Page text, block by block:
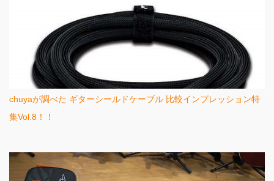
chuyaが調べた ギターシールドケーブル 比較インプレッション特
集Vol.8！！